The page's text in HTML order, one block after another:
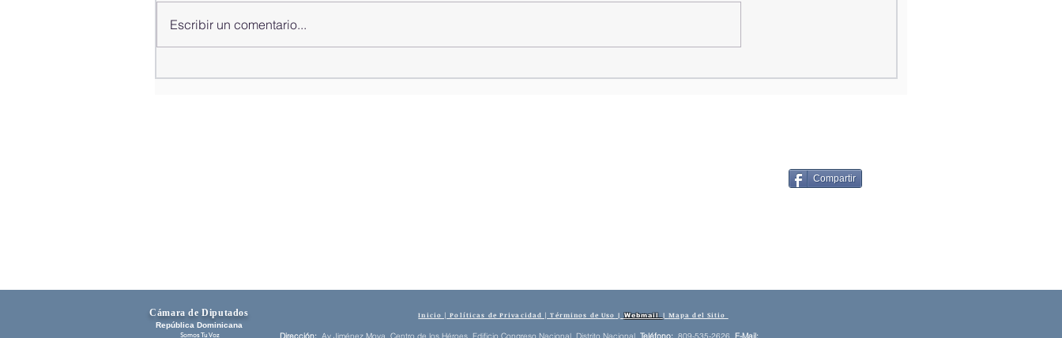
Escribir un comentario...
Compartir
Cámara de Diputados
República Dominicana
Somos Tu Voz
Inicio | Políticas de Privacidad | Términos de Uso |Webmail | Mapa del Sitio